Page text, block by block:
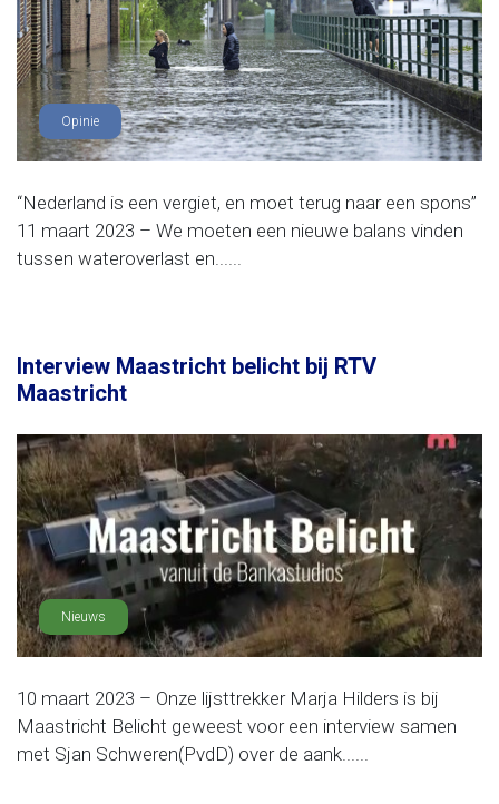
Opinie
“Nederland is een vergiet, en moet terug naar een spons”
11 maart 2023 – We moeten een nieuwe balans vinden
tussen wateroverlast en......
Interview Maastricht belicht bij RTV
Maastricht
Nieuws
10 maart 2023 – Onze lijsttrekker Marja Hilders is bij
Maastricht Belicht geweest voor een interview samen
met Sjan Schweren(PvdD) over de aank......